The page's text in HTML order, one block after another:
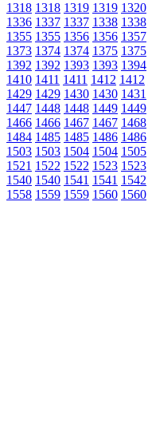
1318 1318 1319 1319 1320
1336 1337 1337 1338 1338
1355 1355 1356 1356 1357
1373 1374 1374 1375 1375
1392 1392 1393 1393 1394
1410 1411 1411 1412 1412
1429 1429 1430 1430 1431
1447 1448 1448 1449 1449
1466 1466 1467 1467 1468
1484 1485 1485 1486 1486
1503 1503 1504 1504 1505
1521 1522 1522 1523 1523
1540 1540 1541 1541 1542
1558 1559 1559 1560 1560